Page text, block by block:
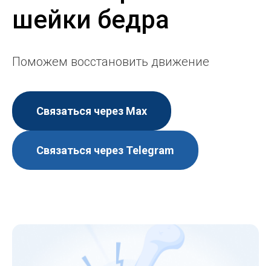
шейки бедра
Поможем восстановить движение
Связаться через Мах
Связаться через Telegram